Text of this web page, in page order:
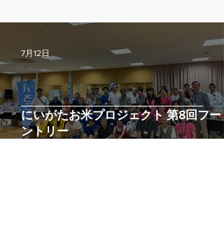
にいがたお米プロジェクト 第8回フー
ントリー
7月12日